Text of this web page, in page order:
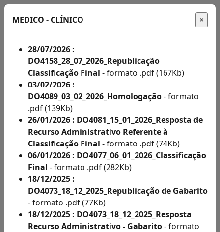
Início
Administração
Concursos
Concursos
Acompanhe
aqui
editais
Acesso
MEDICO - CLÍNICO
28/07/2026 :
DO4158_28_07_2026_Republicação
Classificação Final - formato .pdf (167Kb)
03/02/2026 :
DO4089_03_02_2026_Homologação- formato
.pdf (139Kb)
26/01/2026 : DO4081_15_01_2026_Resposta de
Recurso Administrativo Referente à
Classificação Final - formato .pdf (74Kb)
06/01/2026 : DO4077_06_01_2026_Classificação
Final - formato .pdf (282Kb)
18/12/2025 :
DO4073_18_12_2025_Republicação de Gabarito
- formato .pdf (77Kb)
18/12/2025 : DO4073_18_12_2025_Resposta
Recurso Administrativo - Gabarito- formato